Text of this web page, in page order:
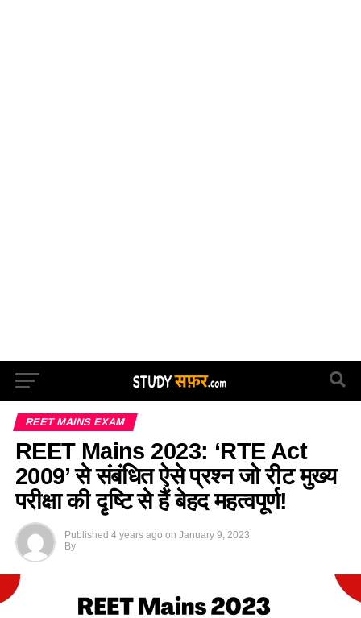
REET MAINS EXAM
REET Mains 2023: ‘RTE Act
2009’ से संबंधित ऐसे प्रश्न जो रीट मुख्य
परीक्षा की दृष्टि से हैं बेहद महत्वपूर्ण!
Published 4 years ago on January 9, 2023
By